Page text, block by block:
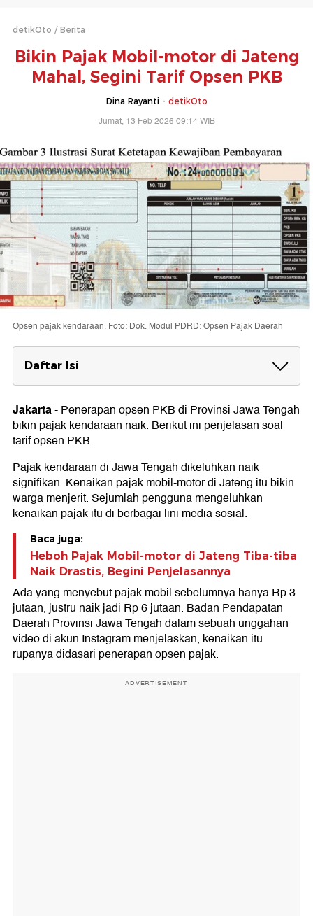
detikOto Berita
Bikin Pajak Mobil-motor di Jateng
Mahal, Segini Tarif Opsen PKB
Dina Rayanti - detikOto
Jumat, 13 Feb 2026 09:14 WIB
Opsen pajak kendaraan. Foto: Dok. Modul PDRD: Opsen Pajak Daerah
Daftar Isi
Tarif Opsen PKB
Tarif PKB Jawa Tengah
Jakarta-Penerapan opsen PKB di Provinsi Jawa Tengah
bikin pajak kendaraan naik. Berikut ini penjelasan soal
tarif opsen PKB.
Pajak kendaraan di Jawa Tengah dikeluhkan naik
signifikan. Kenaikan pajak mobil-motor di Jateng itu bikin
warga menjerit. Sejumlah pengguna mengeluhkan
kenaikan pajak itu di berbagai lini media sosial.
Baca juga:
Heboh Pajak Mobil-motor di Jateng Tiba-tiba
Naik Drastis, Begini Penjelasannya
Ada yang menyebut pajak mobil sebelumnya hanya Rp 3
jutaan, justru naik jadi Rp 6 jutaan. Badan Pendapatan
Daerah Provinsi Jawa Tengah dalam sebuah unggahan
video di akun Instagram menjelaskan, kenaikan itu
rupanya didasari penerapan opsen pajak.
ADVERTISEMENT